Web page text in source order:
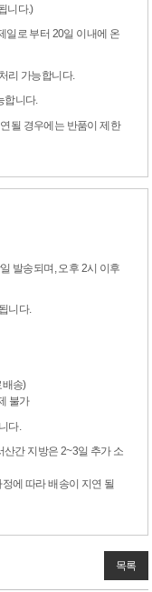
니다.)
일로 부터 20일 이내에 온
리 가능합니다.
합니다.
될 경우에는 반품이 제한
발송되며, 오후 2시 이후
니다.
배송)
불가
다.
간 지방은 2~3일 추가 소
에 따라 배송이 지연 될
목록